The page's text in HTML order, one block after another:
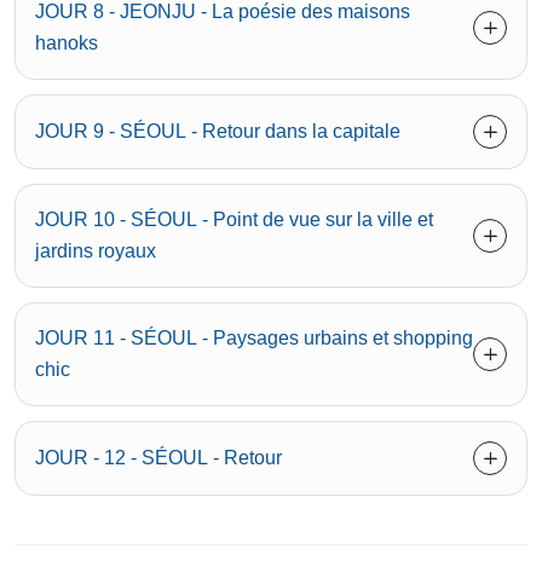
JOUR 8 - JEONJU - La poésie des maisons
hanoks
JOUR 9 - SÉOUL - Retour dans la capitale
JOUR 10 - SÉOUL - Point de vue sur la ville et
jardins royaux
JOUR 11 - SÉOUL - Paysages urbains et shopping
chic
JOUR - 12 - SÉOUL - Retour